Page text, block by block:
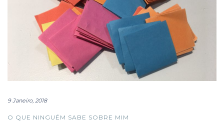
9 Janeiro, 2018
O QUE NINGUÉM SABE SOBRE MIM